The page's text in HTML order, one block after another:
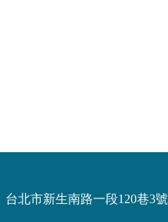
台北市新生南路一段120巷3號